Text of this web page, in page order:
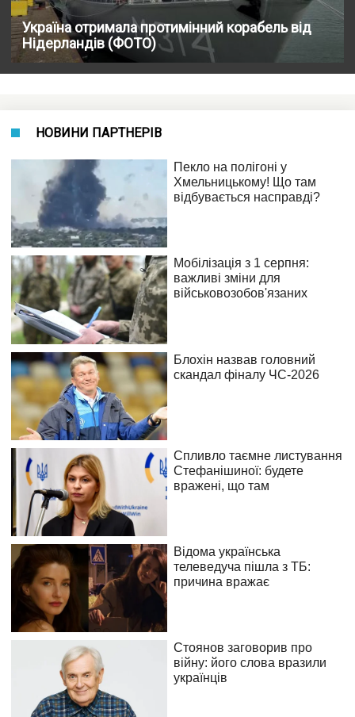
Україна отримала протимінний корабель від
Нідерландів (ФОТО)
НОВИНИ ПАРТНЕРІВ